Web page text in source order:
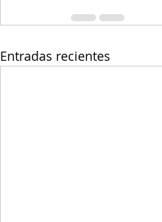
Entradas recientes